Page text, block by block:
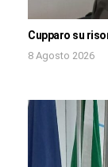
Cupparo su
8 Agosto 2026